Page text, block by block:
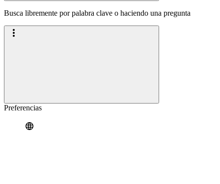
Busca libremente por palabra clave o haciendo una pregunta
Preferencias